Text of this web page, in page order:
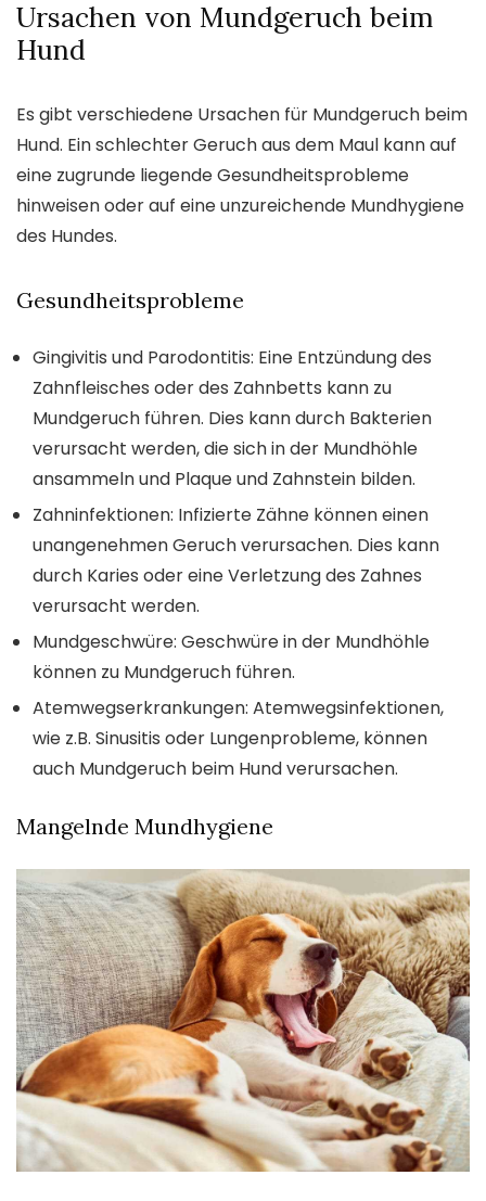
Ursachen von Mundgeruch beim
Hund
Es gibt verschiedene Ursachen für Mundgeruch beim
Hund. Ein schlechter Geruch aus dem Maul kann auf
eine zugrunde liegende Gesundheitsprobleme
hinweisen oder auf eine unzureichende Mundhygiene
des Hundes.
Gesundheitsprobleme
Gingivitis und Parodontitis: Eine Entzündung des
Zahnfleisches oder des Zahnbetts kann zu
Mundgeruch führen. Dies kann durch Bakterien
verursacht werden, die sich in der Mundhöhle
ansammeln und Plaque und Zahnstein bilden.
Zahninfektionen: Infizierte Zähne können einen
unangenehmen Geruch verursachen. Dies kann
durch Karies oder eine Verletzung des Zahnes
verursacht werden.
Mundgeschwüre: Geschwüre in der Mundhöhle
können zu Mundgeruch führen.
Atemwegserkrankungen: Atemwegsinfektionen,
wie z.B. Sinusitis oder Lungenprobleme, können
auch Mundgeruch beim Hund verursachen.
Mangelnde Mundhygiene